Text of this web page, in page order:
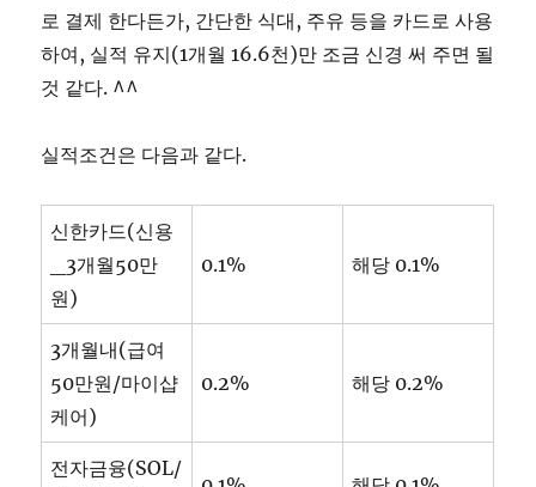
로 결제 한다든가, 간단한 식대, 주유 등을 카드로 사용
하여, 실적 유지(1개월 16.6천)만 조금 신경 써 주면 될
것 같다. ^^
실적조건은 다음과 같다.
신한카드(신용
_3개월50만
원)
0.1% 해당 0.1%
3개월내(급여
50만원/마이샵
케어)
0.2% 해당 0.2%
전자금융(SOL/